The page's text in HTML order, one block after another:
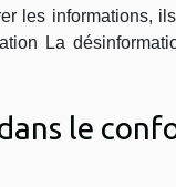
les informations,
La
le